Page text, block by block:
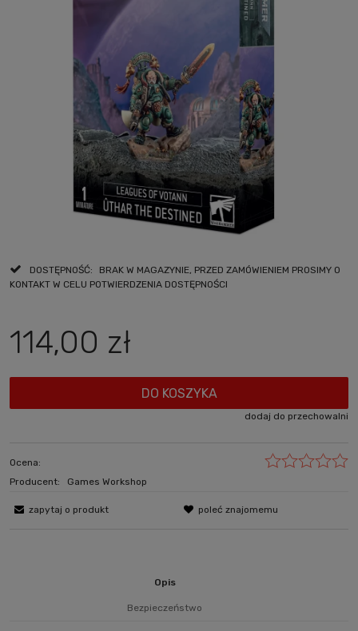
DOSTĘPNOŚĆ:
BRAK W MAGAZYNIE, PRZED ZAMÓWIENIEM PROSIMY O
KONTAKT W CELU POTWIERDZENIA DOSTĘPNOŚCI
114,00 zł
DO KOSZYKA
dodaj do przechowalni
Ocena:
Producent:
Games Workshop
zapytaj o produkt poleć znajomemu
Opis
Bezpieczeństwo